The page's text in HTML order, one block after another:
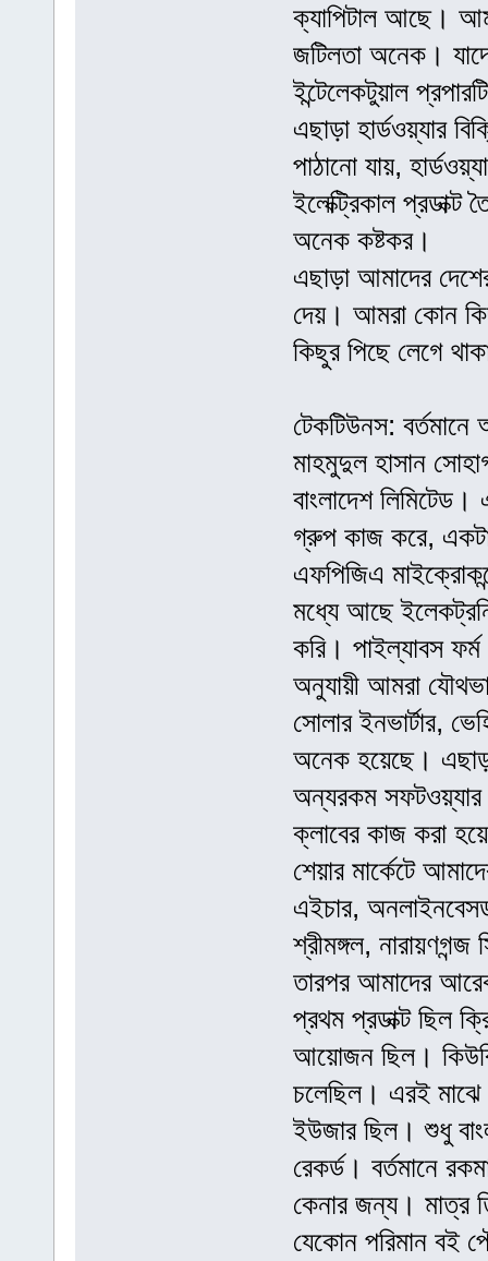
ক্যাপিটাল আছে।
জটিলতা অনেক।
ইন্টেলেকটুয়াল
এছাড়া হার্ডওয়্যার
পাঠানো যায়,
ইলেক্ট্রিকাল প্রডাক্ট
অনেক কষ্টকর।
এছাড়া আমাদের
দেয়। আমরা কোন
কিছুর পিছে লেগে
টেকটিউনস:
মাহমুদুল হাসান
বাংলাদেশ
গ্রুপ কাজ করে,
এফপিজিএ
মধ্যে আছে
করি। পাইল্যাবস
অনুযায়ী আমরা
সোলার ইনভার্টার,
অনেক হয়েছে।
অন্যরকম সফটওয়্যার
ক্লাবের কাজ করা
শেয়ার মার্কেটে
এইচার,
শ্রীমঙ্গল,
তারপর আমাদের
প্রথম প্রডাক্ট ছিল
আয়োজন ছিল। কিউবি
চলেছিল। এরই মাঝে
ইউজার ছিল। শুধু
রেকর্ড। বর্তমানে
কেনার জন্য। মাত্র
যেকোন পরিমান বই